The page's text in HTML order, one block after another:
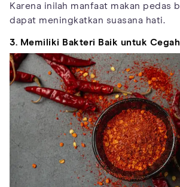
Karena inilah manfaat makan pedas
dapat meningkatkan suasana hati.
3. Memiliki Bakteri Baik untuk